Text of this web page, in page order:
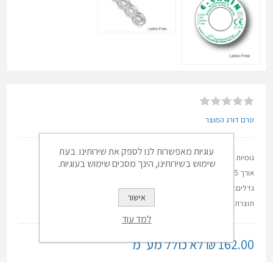
טרם דורג המוצר
גומיות שרשרת אלסטית
אורך 1.5 m
גדלים: S,M
תוצרת ארה"ב חברת TP , ללא לטקס , גמישות גבוהה , בצבע כסוף
162.00 ₪ לא כולל מע"מ
עוגיות מאפשרות לנו לספק את שירותינו. בעת
שימוש בשירותינו, הינך מסכים שימוש בעוגיות.
אישור
למד עוד